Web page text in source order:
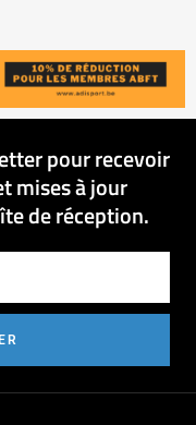
pour recevoir
mises à jour
de réception.